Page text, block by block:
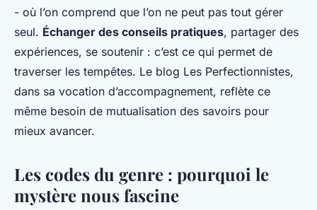
- où l’on comprend que l’on ne peut pas tout gérer
seul. Échanger des conseils pratiques, partager des
expériences, se soutenir : c’est ce qui permet de
traverser les tempêtes. Le blog Les Perfectionnistes,
dans sa vocation d’accompagnement, reflète ce
même besoin de mutualisation des savoirs pour
mieux avancer.
Les codes du genre : pourquoi le
mystère nous fascine